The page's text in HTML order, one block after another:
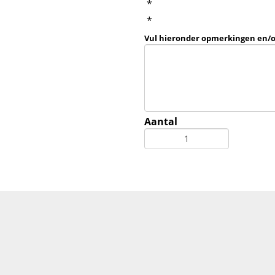
*
*
Vul hieronder opmerkingen en/
Aantal